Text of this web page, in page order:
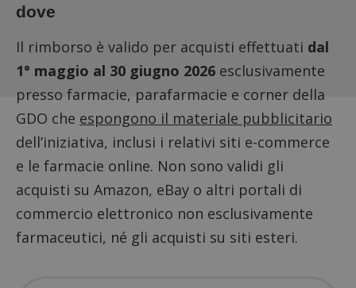
dove
Il rimborso è valido per acquisti effettuati dal
1° maggio al 30 giugno 2026 esclusivamente
presso farmacie, parafarmacie e corner della
GDO che espongono il materiale pubblicitario
dell’iniziativa, inclusi i relativi siti e-commerce
e le farmacie online. Non sono validi gli
acquisti su Amazon, eBay o altri portali di
commercio elettronico non esclusivamente
farmaceutici, né gli acquisti su siti esteri.